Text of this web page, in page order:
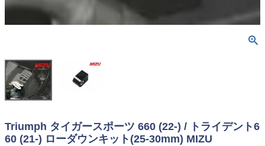
Triumph タイガースポーツ 660 (22-) / トライデント6
60 (21-) ローダウンキット(25-30mm) MIZU